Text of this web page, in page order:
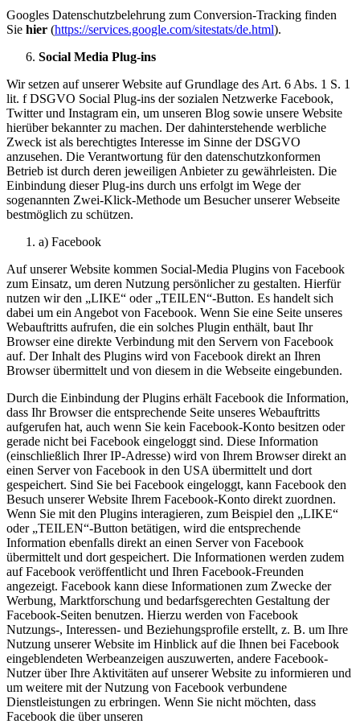
Googles Datenschutzbelehrung zum Conversion-Tracking finden
Sie hier (https://services.google.com/sitestats/de.html).
Social Media Plug-ins
Wir setzen auf unserer Website auf Grundlage des Art. 6 Abs. 1 S. 1
lit. f DSGVO Social Plug-ins der sozialen Netzwerke Facebook,
Twitter und Instagram ein, um unseren Blog sowie unsere Website
hierüber bekannter zu machen. Der dahinterstehende werbliche
Zweck ist als berechtigtes Interesse im Sinne der DSGVO
anzusehen. Die Verantwortung für den datenschutzkonformen
Betrieb ist durch deren jeweiligen Anbieter zu gewährleisten. Die
Einbindung dieser Plug-ins durch uns erfolgt im Wege der
sogenannten Zwei-Klick-Methode um Besucher unserer Webseite
bestmöglich zu schützen.
a) Facebook
Auf unserer Website kommen Social-Media Plugins von Facebook
zum Einsatz, um deren Nutzung persönlicher zu gestalten. Hierfür
nutzen wir den „LIKE“ oder „TEILEN“-Button. Es handelt sich
dabei um ein Angebot von Facebook. Wenn Sie eine Seite unseres
Webauftritts aufrufen, die ein solches Plugin enthält, baut Ihr
Browser eine direkte Verbindung mit den Servern von Facebook
auf. Der Inhalt des Plugins wird von Facebook direkt an Ihren
Browser übermittelt und von diesem in die Webseite eingebunden.
Durch die Einbindung der Plugins erhält Facebook die Information,
dass Ihr Browser die entsprechende Seite unseres Webauftritts
aufgerufen hat, auch wenn Sie kein Facebook-Konto besitzen oder
gerade nicht bei Facebook eingeloggt sind. Diese Information
(einschließlich Ihrer IP-Adresse) wird von Ihrem Browser direkt an
einen Server von Facebook in den USA übermittelt und dort
gespeichert. Sind Sie bei Facebook eingeloggt, kann Facebook den
Besuch unserer Website Ihrem Facebook-Konto direkt zuordnen.
Wenn Sie mit den Plugins interagieren, zum Beispiel den „LIKE“
oder „TEILEN“-Button betätigen, wird die entsprechende
Information ebenfalls direkt an einen Server von Facebook
übermittelt und dort gespeichert. Die Informationen werden zudem
auf Facebook veröffentlicht und Ihren Facebook-Freunden
angezeigt. Facebook kann diese Informationen zum Zwecke der
Werbung, Marktforschung und bedarfsgerechten Gestaltung der
Facebook-Seiten benutzen. Hierzu werden von Facebook
Nutzungs-, Interessen- und Beziehungsprofile erstellt, z. B. um Ihre
Nutzung unserer Website im Hinblick auf die Ihnen bei Facebook
eingeblendeten Werbeanzeigen auszuwerten, andere Facebook-
Nutzer über Ihre Aktivitäten auf unserer Website zu informieren und
um weitere mit der Nutzung von Facebook verbundene
Dienstleistungen zu erbringen. Wenn Sie nicht möchten, dass
Facebook die über unseren